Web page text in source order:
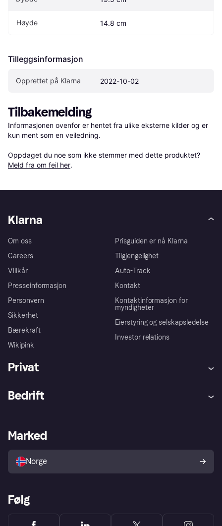
Høyde 14.8 cm
Tilleggsinformasjon
Opprettet på Klarna 2022-10-02
Tilbakemelding
Informasjonen ovenfor er hentet fra ulike eksterne kilder og er
kun ment som en veiledning.
Oppdaget du noe som ikke stemmer med dette produktet?
Meld fra om feil her.
Klarna
Om oss
Careers
Villkår
Presseinformasjon
Personvern
Sikkerhet
Bærekraft
Wikipink
Prisguiden er nå Klarna
Tilgjengelighet
Auto-Track
Kontakt
Kontaktinformasjon for
myndigheter
Eierstyring og selskapsledelse
Investor relations
Privat
Utforsk butikker
Bedrift
Merchant portal
Marked
Norge
Følg